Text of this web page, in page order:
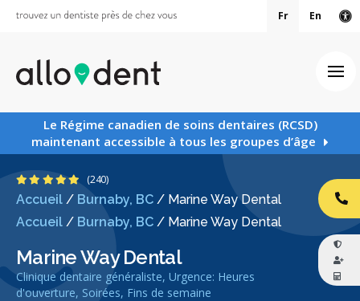
Fr En
Le Régime canadien de soins dentaires (RCSD)
maintenant accessible à tous les groupes d’âge
Accueil / Burnaby, BC / Marine Way Dental
Accueil / Burnaby, BC / Marine Way Dental
Marine Way Dental
Clinique dentaire généraliste, Urgence: Heures
d'ouverture, Soirées, Fins de semaine
4.8 étoiles
(240)